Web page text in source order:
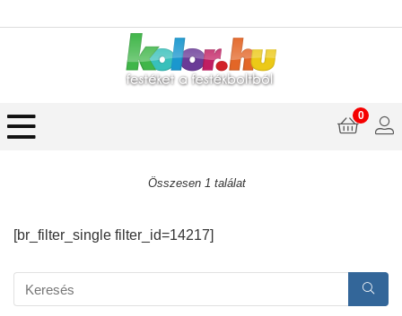
0
Összesen 1 találat
[br_filter_single filter_id=14217]